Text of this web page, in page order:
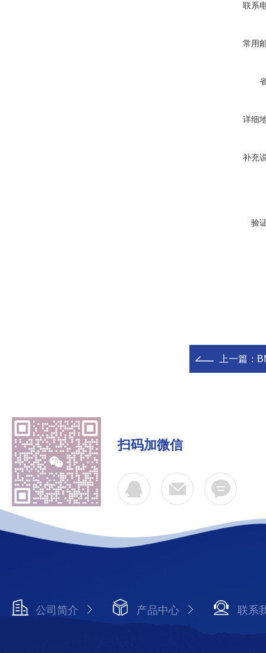
联系
常用
详细
补充
验
上一篇：
扫码加微信
公司简介 产品中心 联系